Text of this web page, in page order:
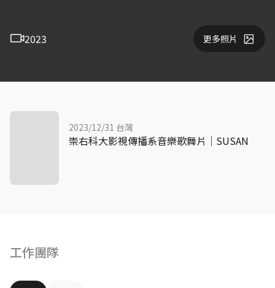
2023 更多照片
工作團隊
2023/12/31 台灣
崇右科大影視傳播系音樂歌舞片｜SUSAN